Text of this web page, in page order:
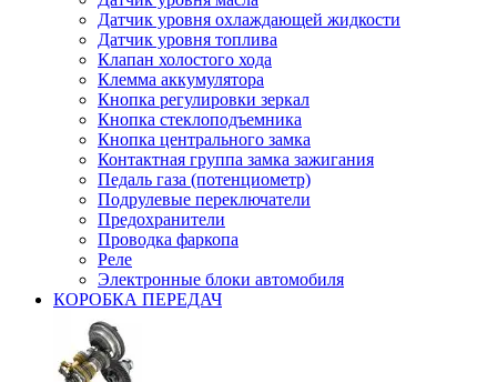
Датчик уровня охлаждающей жидкости
Датчик уровня топлива
Клапан холостого хода
Клемма аккумулятора
Кнопка регулировки зеркал
Кнопка стеклоподъемника
Кнопка центрального замка
Контактная группа замка зажигания
Педаль газа (потенциометр)
Подрулевые переключатели
Предохранители
Проводка фаркопа
Реле
Электронные блоки автомобиля
КОРОБКА ПЕРЕДАЧ